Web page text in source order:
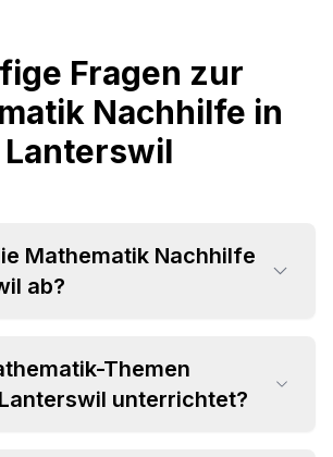
Fragen zur
Nachhilfe in
Lanterswil
Mathematik Nachhilfe
ab?
Themen
unterrichtet?